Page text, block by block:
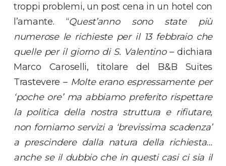
troppi problemi, un post cena in un hotel con
l’amante. “Quest’anno sono state più
numerose le richieste per il 13 febbraio che
quelle per il giorno di S. Valentino– dichiara
Marco Caroselli, titolare del B&B Suites
Trastevere – Molte erano espressamente per
‘poche ore’ ma abbiamo preferito rispettare
la politica della nostra struttura e rifiutare,
non forniamo servizi a ‘brevissima scadenza’
a prescindere dalla natura della richiesta…
anche se il dubbio che in questi casi ci sia il